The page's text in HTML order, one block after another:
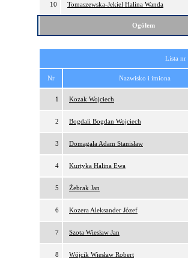
10 Tomaszewska-Jekiel Halina Wanda
Ogółem
Lista
Nr Nazwisko i imiona
1 Kozak Wojciech
2 Bogdali Bogdan Wojciech
3 Domagała Adam Stanisław
4 Kurtyka Halina Ewa
5 Żebrak Jan
6 Kozera Aleksander Józef
7 Szota Wiesław Jan
8 Wójcik Wiesław Robert